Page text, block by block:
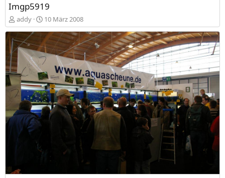
Imgp5919
addy 10 März 2008